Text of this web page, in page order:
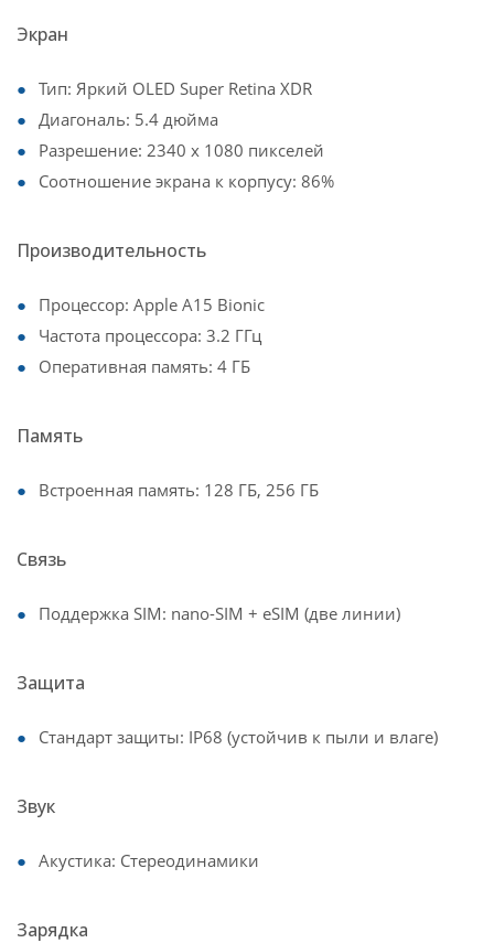
Экран
Тип: Яркий OLED Super Retina XDR
Диагональ: 5.4 дюйма
Разрешение: 2340 x 1080 пикселей
Соотношение экрана к корпусу: 86%
Производительность
Процессор: Apple A15 Bionic
Частота процессора: 3.2 ГГц
Оперативная память: 4 ГБ
Память
Встроенная память: 128 ГБ, 256 ГБ
Связь
Поддержка SIM: nano-SIM + eSIM (две линии)
Защита
Стандарт защиты: IP68 (устойчив к пыли и влаге)
Звук
Акустика: Стереодинамики
Зарядка